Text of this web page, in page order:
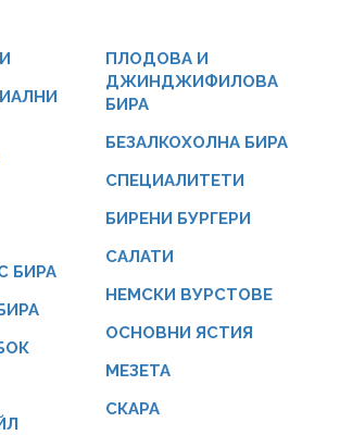
БИРА
ПЛОДОВА И
ДЖИНДЖИФИЛОВА
БИРА
БЕЗАЛКОХОЛНА БИРА
СПЕЦИАЛИТЕТИ
БИРЕНИ БУРГЕРИ
САЛАТИ
НЕМСКИ ВУРСТОВЕ
ОСНОВНИ ЯСТИЯ
МЕЗЕТА
СКАРА